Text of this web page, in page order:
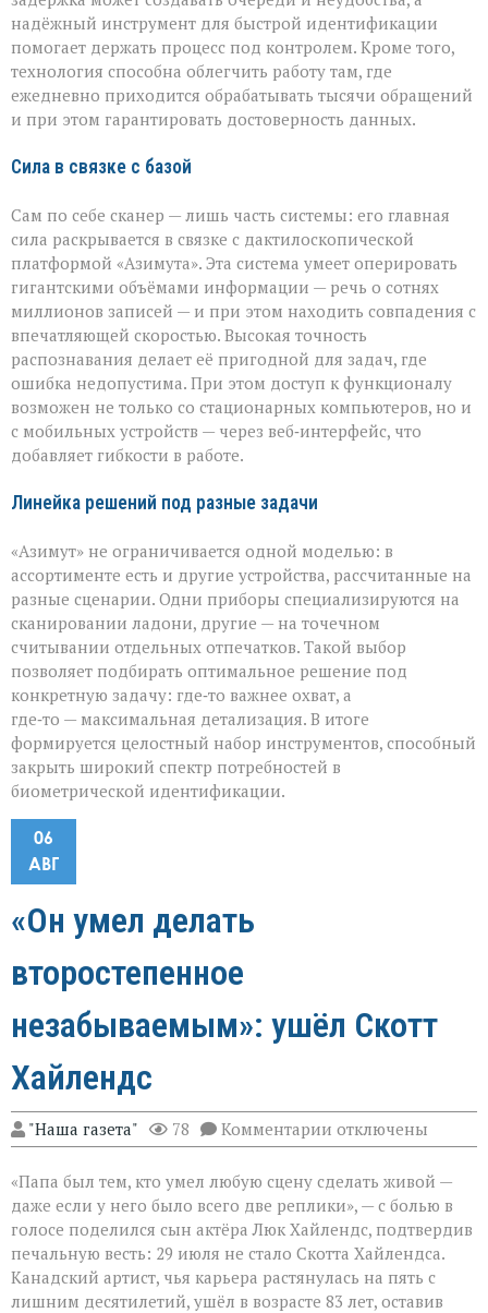
надёжный инструмент для быстрой идентификации
помогает держать процесс под контролем. Кроме того,
технология способна облегчить работу там, где
ежедневно приходится обрабатывать тысячи обращений
и при этом гарантировать достоверность данных.
Сила в связке с базой
Сам по себе сканер — лишь часть системы: его главная
сила раскрывается в связке с дактилоскопической
платформой «Азимута». Эта система умеет оперировать
гигантскими объёмами информации — речь о сотнях
миллионов записей — и при этом находить совпадения с
впечатляющей скоростью. Высокая точность
распознавания делает её пригодной для задач, где
ошибка недопустима. При этом доступ к функционалу
возможен не только со стационарных компьютеров, но и
с мобильных устройств — через веб‑интерфейс, что
добавляет гибкости в работе.
Линейка решений под разные задачи
«Азимут» не ограничивается одной моделью: в
ассортименте есть и другие устройства, рассчитанные на
разные сценарии. Одни приборы специализируются на
сканировании ладони, другие — на точечном
считывании отдельных отпечатков. Такой выбор
позволяет подбирать оптимальное решение под
конкретную задачу: где‑то важнее охват, а
где‑то — максимальная детализация. В итоге
формируется целостный набор инструментов, способный
закрыть широкий спектр потребностей в
биометрической идентификации.
06
АВГ
«Он умел делать
второстепенное
незабываемым»: ушёл Скотт
Хайлендс
"Наша газета" 78 Комментарии к
записи
умел
делать
второстепенное
незабываемым»:
ушёл
Скотт
Хайлендс
отключены
«Папа был тем, кто умел любую сцену сделать живой —
даже если у него было всего две реплики», — с болью в
голосе поделился сын актёра Люк Хайлендс, подтвердив
печальную весть: 29 июля не стало Скотта Хайлендса.
Канадский артист, чья карьера растянулась на пять с
лишним десятилетий, ушёл в возрасте 83 лет, оставив